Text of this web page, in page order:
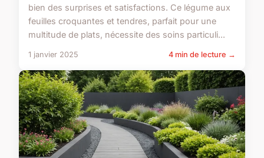
bien des surprises et satisfactions. Ce légume aux
feuilles croquantes et tendres, parfait pour une
multitude de plats, nécessite des soins particuli...
1 janvier 2025 4 min de lecture →